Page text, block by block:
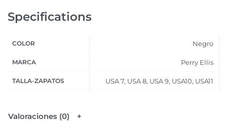
Specifications
COLOR Negro
MARCA Perry Ellis
TALLA-ZAPATOS USA 7, USA 8, USA 9, USA10, USA11
Valoraciones (0)